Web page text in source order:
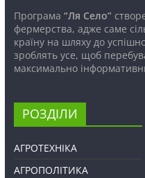
Програма “Ля Село”
фермерства, адже саме
країну на шляху до
зроблять усе, щоб
максимально
РОЗДІЛИ
АГРОТЕХНІКА
АГРОПОЛІТИКА